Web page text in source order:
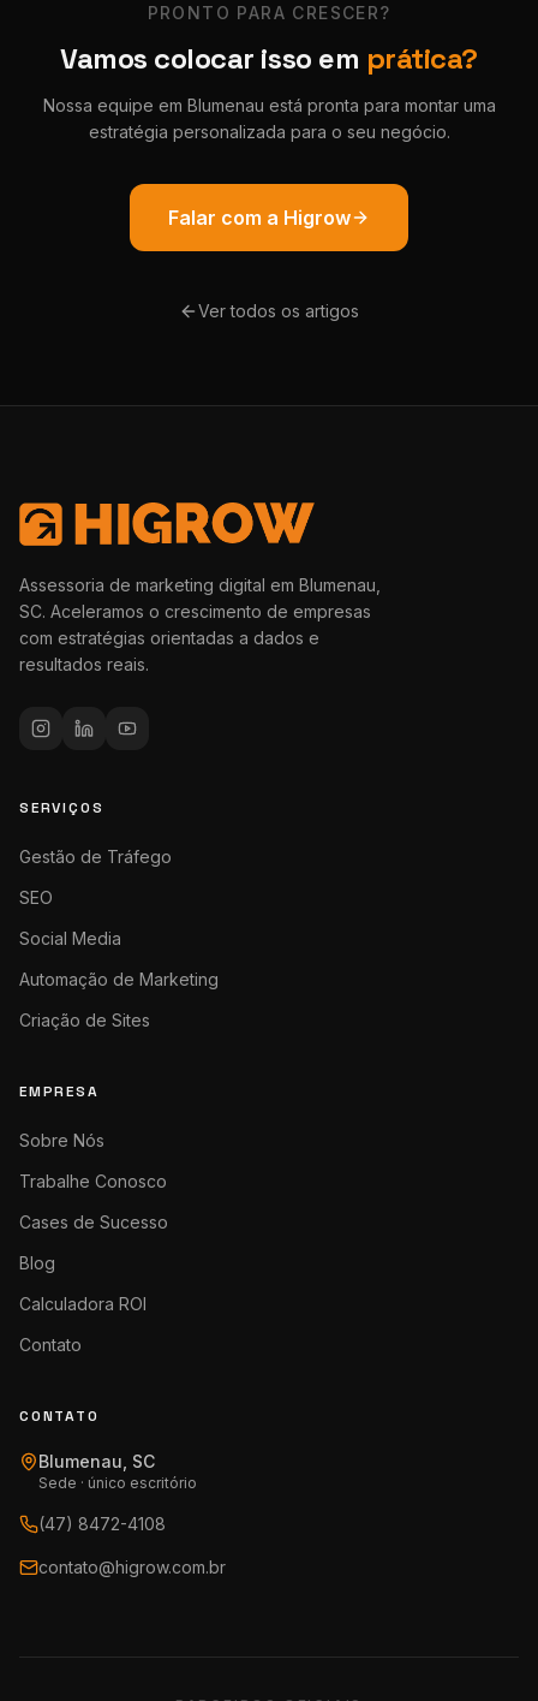
PRONTO PARA CRESCER?
Vamos colocar isso em prática?
Nossa equipe em Blumenau está pronta para montar uma
estratégia personalizada para o seu negócio.
Falar com a Higrow
Ver todos os artigos
Assessoria de marketing digital em Blumenau,
SC. Aceleramos o crescimento de empresas
com estratégias orientadas a dados e
resultados reais.
SERVIÇOS
Gestão de Tráfego
SEO
Social Media
Automação de Marketing
Criação de Sites
EMPRESA
Sobre Nós
Trabalhe Conosco
Cases de Sucesso
Blog
Calculadora ROI
Contato
CONTATO
Blumenau, SC
Sede · único escritório
(47) 8472-4108
contato@higrow.com.br